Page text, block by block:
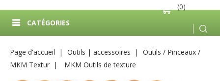
(0)
CATÉGORIES
Page d'accueil Outils | accessoires
Outils / Pinceaux /
MKM Textur
MKM Outils de texture